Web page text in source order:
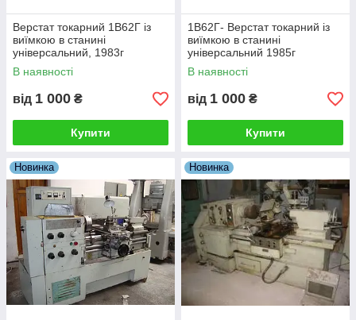
Верстат токарний 1В62Г із
виїмкою в станині
універсальний, 1983г
В наявності
від 1 000 ₴
Купити
1В62Г- Верстат токарний із
виїмкою в станині
універсальний 1985г
В наявності
від 1 000 ₴
Купити
Новинка Новинка